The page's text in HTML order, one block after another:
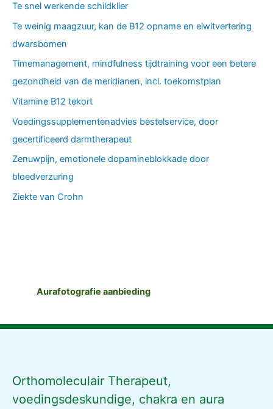
Te snel werkende schildklier
Te weinig maagzuur, kan de B12 opname en eiwitvertering
dwarsbomen
Timemanagement, mindfulness tijdtraining voor een betere
gezondheid van de meridianen, incl. toekomstplan
Vitamine B12 tekort
Voedingssupplementenadvies bestelservice, door
gecertificeerd darmtherapeut
Zenuwpijn, emotionele dopamineblokkade door
bloedverzuring
Ziekte van Crohn
Aurafotografie aanbieding
Orthomoleculair Therapeut,
voedingsdeskundige, chakra en aura